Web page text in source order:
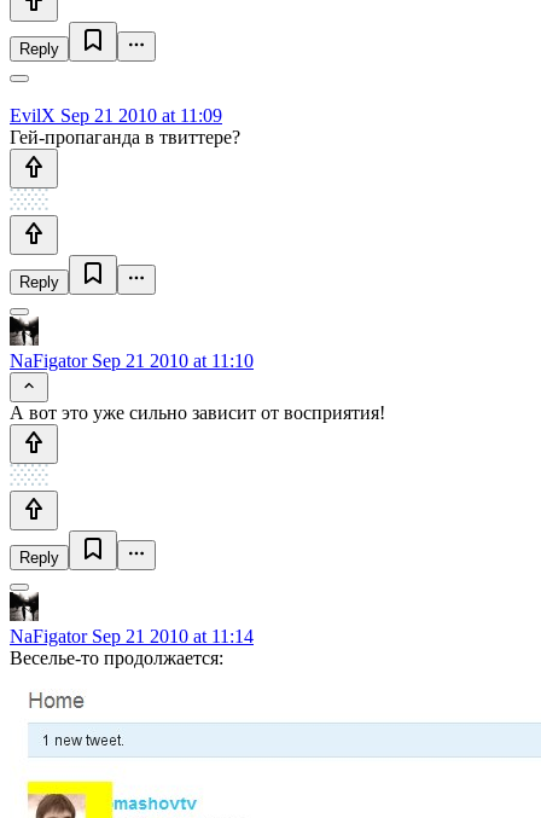
Reply
EvilX Sep 21 2010 at 11:09
Гей-пропаганда в твиттере?
Reply
NaFigatorSep 21 2010 at 11:10
А вот это уже сильно зависит от восприятия!
Reply
NaFigatorSep 21 2010 at 11:14
Веселье-то продолжается: